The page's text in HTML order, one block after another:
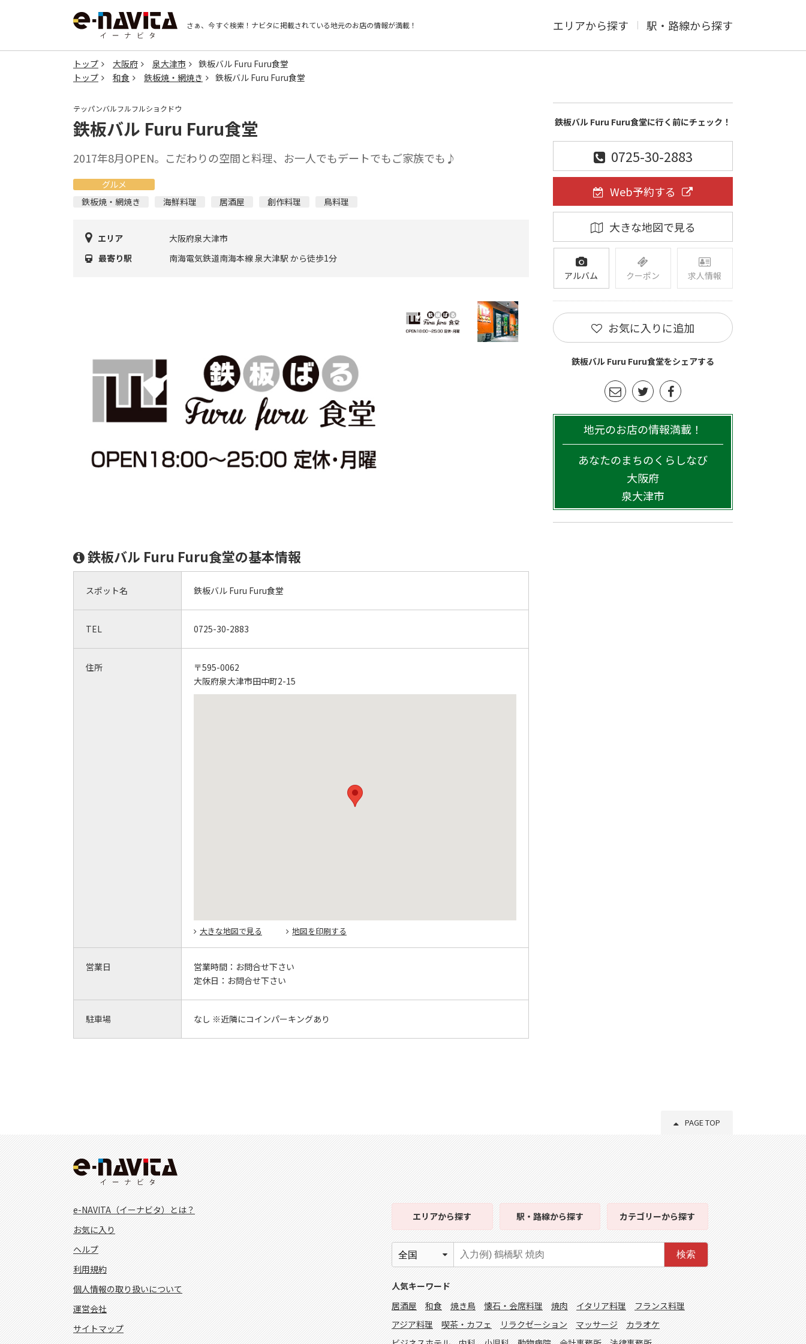
さぁ、今すぐ検索！ ナビタに掲載されている地元のお店の情報が満載！ エリアから探す 駅・路線から探す
トップ 大阪府 泉大津市
鉄板バル Furu Furu食堂
トップ
和食 鉄板焼・網焼き 鉄板バル Furu Furu食堂
テッパンバルフルフルショクドウ
鉄板バル Furu Furu食堂
2017年8月OPEN。こだわりの空間と料理、お一人でもデートでもご家族でも♪
グルメ
鉄板焼・網焼き
海鮮料理 居酒屋 創作料理 鳥料理
エリア
大阪府泉大津市
最寄り駅
南海電気鉄道南海本線 泉大津駅 から徒歩1分
鉄板バル Furu Furu食堂の基本情報
スポット名 鉄板バル Furu Furu食堂
TEL 0725-30-2883
住所
〒595-0062
大阪府泉大津市田中町2-15
大きな地図で見る 地図を印刷する
営業日 営業時間： お問合せ下さい
定休日： お問合せ下さい
駐車場 なし ※近隣にコインパーキングあり
鉄板バル Furu Furu食堂に行く前にチェック！
0725-30-2883
Web予約する
大きな地図で見る
アルバム クーポン 求人情報
お気に入りに追加
鉄板バル Furu Furu食堂をシェアする
地元のお店の情報満載！
あなたのまちのくらしなび
大阪府
泉大津市
PAGE TOP
e-NAVITA（イーナビタ）とは？
お気に入り
ヘルプ
利用規約
個人情報の取り扱いについて
運営会社
サイトマップ
エリアから探す 駅・路線から探す カテゴリーから探す
検索
人気キーワード
居酒屋
和食 焼き鳥 懐石・会席料理 焼肉 イタリア料理
フランス料理
アジア料理
喫茶・カフェ リラクゼーション マッサージ
カラオケ